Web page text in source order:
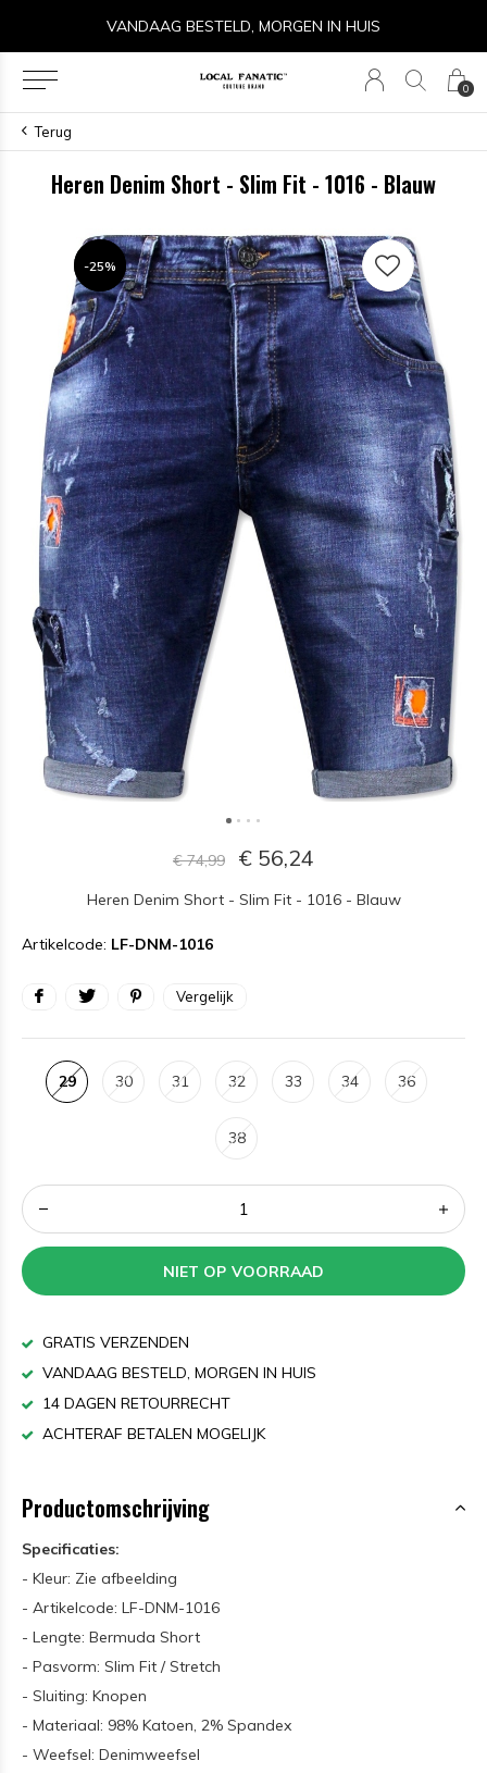
0
VANDAAG BESTELD, MORGEN IN HUIS
Terug
Heren Denim Short - Slim Fit - 1016 - Blauw
-25%
-25%
€ 74,99 € 56,24
Heren Denim Short - Slim Fit - 1016 - Blauw
Artikelcode: LF-DNM-1016
Vergelijk
29 30 31 32 33 34 36
38
NIET OP VOORRAAD
GRATIS VERZENDEN
VANDAAG BESTELD, MORGEN IN HUIS
14 DAGEN RETOURRECHT
ACHTERAF BETALEN MOGELIJK
Productomschrijving
Specificaties:
- Kleur: Zie afbeelding
- Artikelcode: LF-DNM-1016
- Lengte: Bermuda Short
- Pasvorm: Slim Fit / Stretch
- Sluiting: Knopen
- Materiaal: 98% Katoen, 2% Spandex
- Weefsel: Denimweefsel